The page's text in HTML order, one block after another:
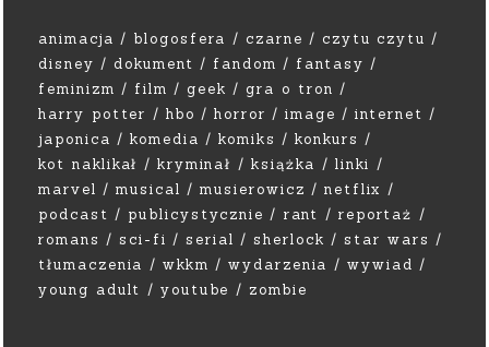
animacja blogosfera czarne
czytu czytu
disney
dokument fandom
fantasy
feminizm
film geek
gra o tron
harry potter
hbo horror image
internet
japonica
komedia komiks
konkurs
kot naklikał
kryminał książka
linki
marvel
musical musierowicz
netflix
podcast
publicystycznie rant
reportaż
romans
sci-fi serial sherlock
star wars
tłumaczenia
wkkm wydarzenia
wywiad
young adult
youtube zombie